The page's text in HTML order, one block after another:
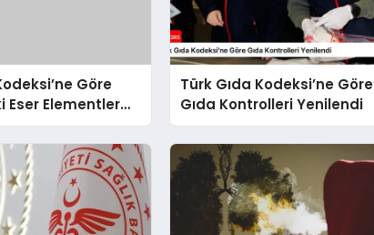
Göre
Eser Elementler
Türk Gıda Kodeksi’ne Göre
Gıda Kontrolleri Yenilendi